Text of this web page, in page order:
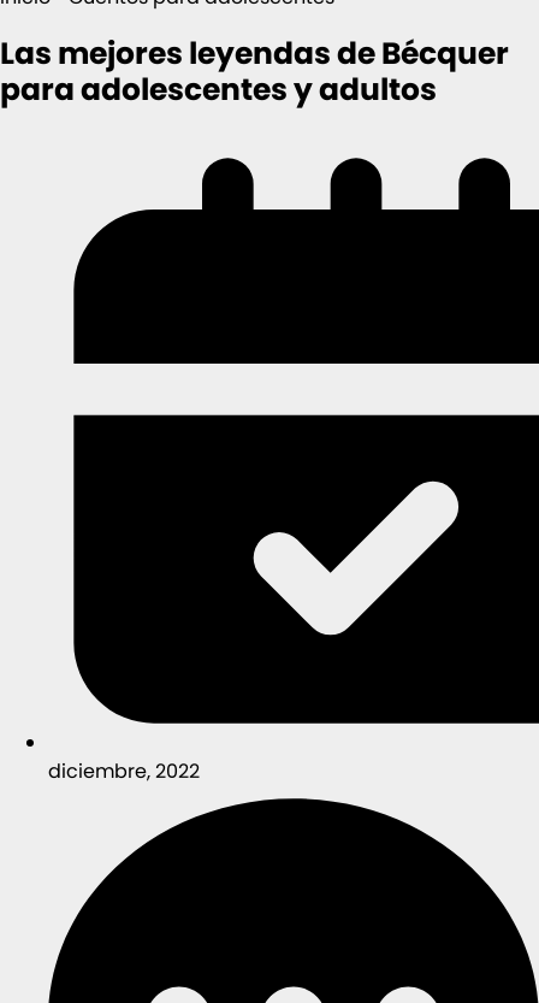
Las mejores leyendas de Bécquer
para adolescentes y adultos
diciembre, 2022